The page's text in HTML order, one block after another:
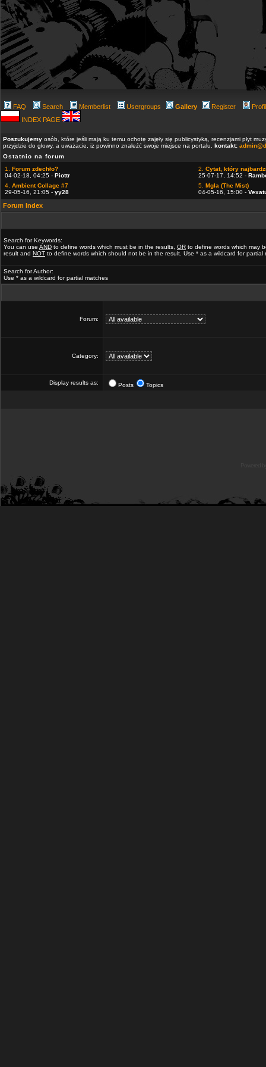
FAQ Search Memberlist Usergroups Gallery Register
INDEX PAGE
Poszukujemy osób, które jeśli mają ku temu ochotę zajęły się publicystyką, recenzjami płyt
przyjdzie do głowy, a uważacie, iż powinno znaleźć swoje miejsce na portalu. kontakt:
Ostatnio na forum
1. Forum zdechło?
04-02-18, 04:25 - Piottr
2. Cytat, który
25-07-17, 14:52 -
4. Ambient Collage #7
29-05-16, 21:05 - yy28
5. Mgla (The Mist)
04-05-16, 15:00 -
Forum Index
Search for Keywords:
You can use AND to define words which must be in the results, OR to define words which may
result and NOT to define words which should not be in the result. Use * as a wildcard for partial
Search for Author:
Use * as a wildcard for partial matches
Forum:
Category:
Display results as: Posts Topics